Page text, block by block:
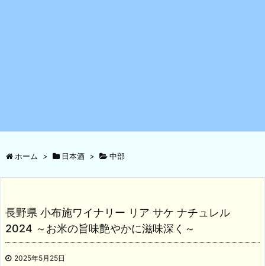
ホーム > 日本酒 > 中部
長野県 小布施ワイナリー リア サケ ナチュレル
2024 ～お米の旨味艶やかに滋味深く～
2025年5月25日